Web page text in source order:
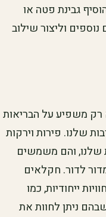
גבינת פטה או
וליצור שילוב
משפיע על הבריאות
שלנו. פירות וירקות
שלנו, והם משמשים
לדור. חקלאים
ייחודיות, כמו
ניתן לחוות את